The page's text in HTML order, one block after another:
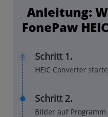
Anleitung:
FonePaw
Schritt 1.
HEIC Converter
Schritt 2.
Bilder auf